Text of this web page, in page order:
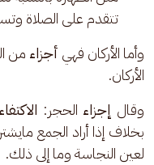
تتقدم على الصلاة
وأما الأركان فهي أجزاء من
الأركان.
وقال إجزاء الحجر:
بخلاف إذا أراد الجمع
لعين النجاسة وما إلى ذلك.